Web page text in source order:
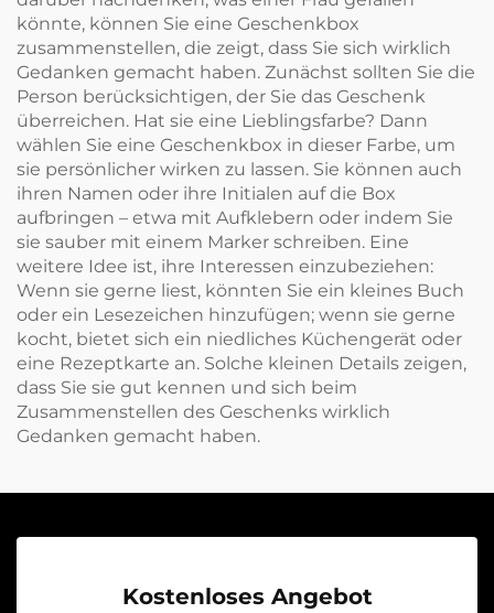
könnte, können Sie eine Geschenkbox
zusammenstellen, die zeigt, dass Sie sich wirklich
Gedanken gemacht haben. Zunächst sollten Sie die
Person berücksichtigen, der Sie das Geschenk
überreichen. Hat sie eine Lieblingsfarbe? Dann
wählen Sie eine Geschenkbox in dieser Farbe, um
sie persönlicher wirken zu lassen. Sie können auch
ihren Namen oder ihre Initialen auf die Box
aufbringen – etwa mit Aufklebern oder indem Sie
sie sauber mit einem Marker schreiben. Eine
weitere Idee ist, ihre Interessen einzubeziehen:
Wenn sie gerne liest, könnten Sie ein kleines Buch
oder ein Lesezeichen hinzufügen; wenn sie gerne
kocht, bietet sich ein niedliches Küchengerät oder
eine Rezeptkarte an. Solche kleinen Details zeigen,
dass Sie sie gut kennen und sich beim
Zusammenstellen des Geschenks wirklich
Gedanken gemacht haben.
Kostenloses Angebot